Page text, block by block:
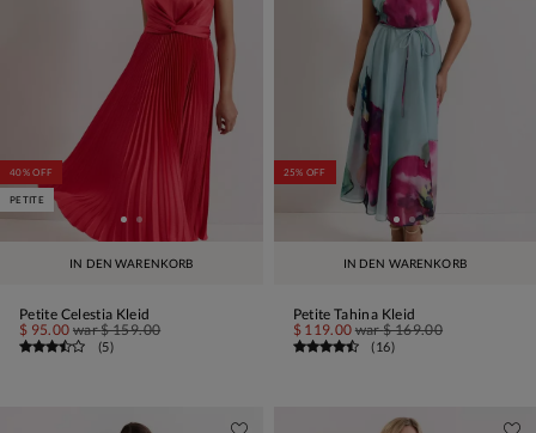
IN DEN WARENKORB
40% OFF
PETITE
Petite Celestia Kleid
$ 95.00 war$ 159.00
(5)
IN DEN WARENKORB
25% OFF
Petite Tahina Kleid
$ 119.00 war$ 169.00
(16)